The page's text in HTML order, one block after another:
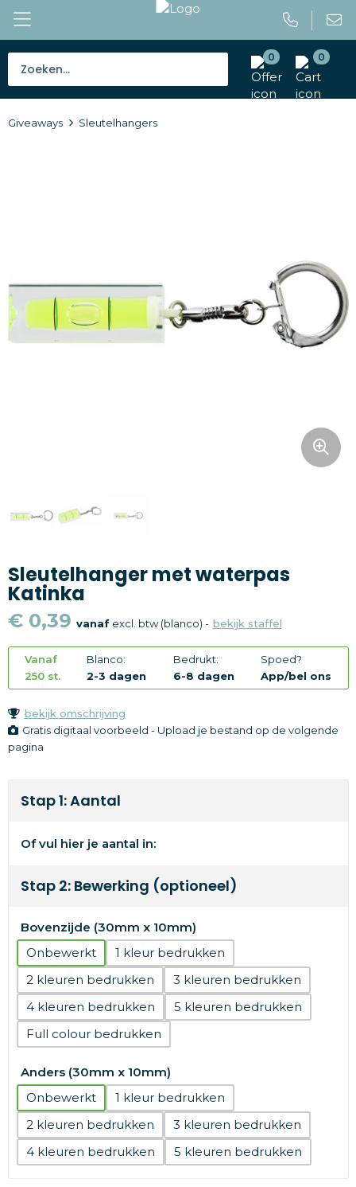
0 0
Tassen
Outdoor en vrije tijd
Textiel
Merken
Giveaways Sleutelhangers
Sleutelhanger met waterpas
Katinka
€ 0,39 vanafexcl. btw (blanco) - bekijk staffel
Vanaf
250 st.
Blanco:
2-3 dagen
Bedrukt:
6-8 dagen
Spoed?
App/bel ons
bekijk omschrijving
Gratis digitaal voorbeeld - Upload je bestand op de volgende
pagina
Stap 1: Aantal
Of vul hier je aantal in:
Stap 2: Bewerking (optioneel)
Bovenzijde (30mm x 10mm)
Onbewerkt
1
2
3
4
5
Full colour
Anders (30mm x 10mm)
Onbewerkt
1
2
3
4
5